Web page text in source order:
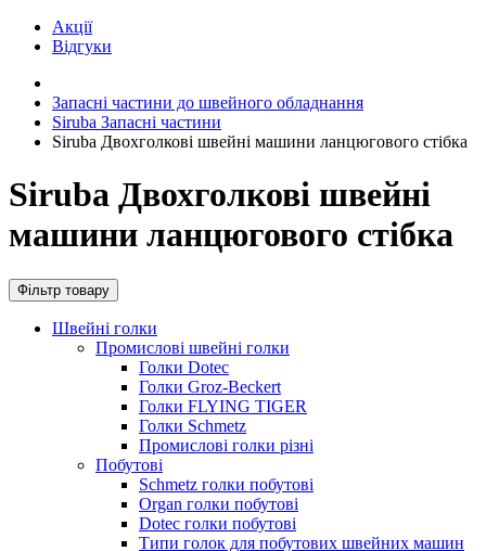
Акції
Відгуки
Запасні частини до швейного обладнання
Siruba Запасні частини
Siruba Двохголкові швейні машини ланцюгового стібка
Siruba Двохголкові швейні
машини ланцюгового стібка
Фільтр товару
Швейні голки
Промислові швейні голки
Голки Dotec
Голки Groz-Beckert
Голки FLYING TIGER
Голки Schmetz
Промислові голки різні
Побутові
Schmetz голки побутові
Organ голки побутові
Dotec голки побутові
Типи голок для побутових швейних машин